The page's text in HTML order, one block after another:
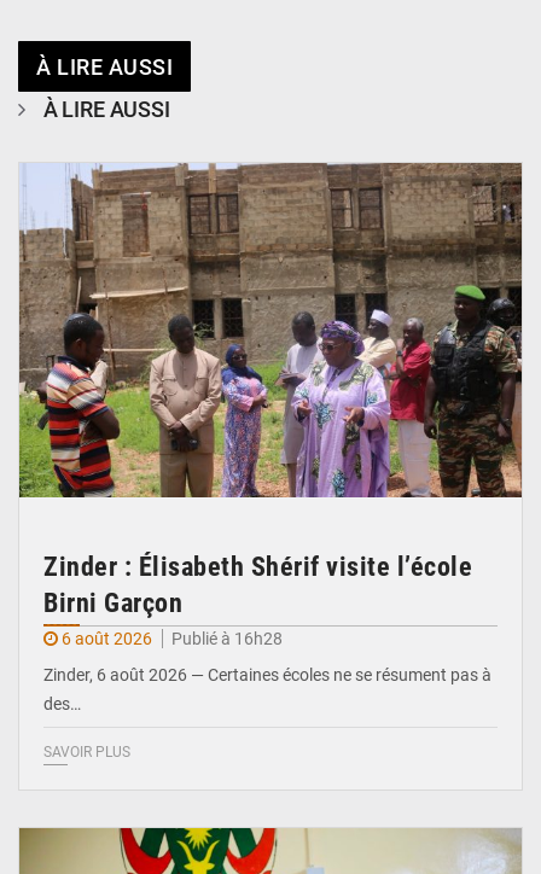
À LIRE AUSSI
À LIRE AUSSI
Zinder : Élisabeth Shérif visite l’école
Birni Garçon
6 août 2026
Publié à 16h28
Zinder, 6 août 2026 — Certaines écoles ne se résument pas à
des…
SAVOIR PLUS